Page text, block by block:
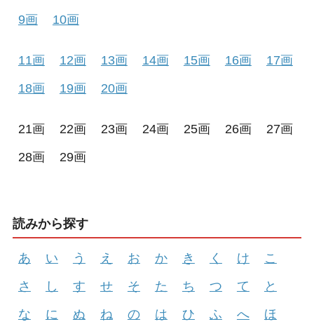
9画
10画
11画 12画 13画 14画 15画 16画
17画
18画
19画 20画
21画 22画 23画 24画 25画 26画
27画
28画
29画
読みから探す
あ い う え お か き く け
こ
さ
し す せ そ た ち つ て
と
な
に ぬ ね の は ひ ふ へ
ほ